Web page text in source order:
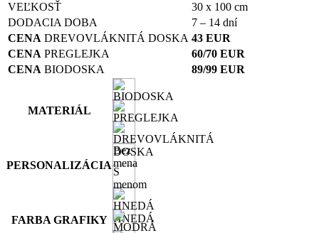
VEĽKOSŤ
30 x 100 cm
DODACIA DOBA
7 – 14 dní
CENA DREVOVLÁKNITÁ DOSKA 43 EUR
CENA PREGLEJKA
60/70 EUR
CENA BIODOSKA 89/99 EUR
MATERIÁL
PERSONALIZÁCIA
Bez
mena
S
menom
FARBA GRAFIKY HNEDÁ